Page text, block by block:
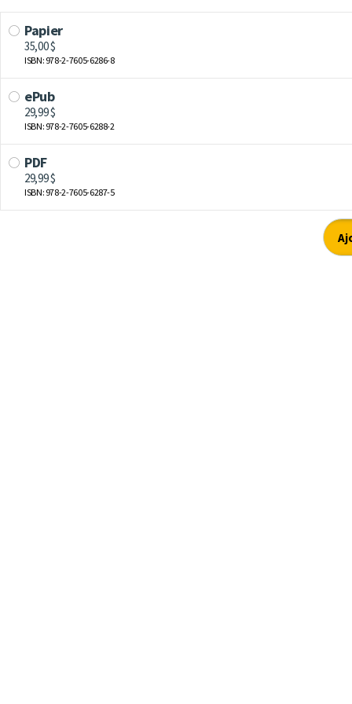
Papier
35,00 $
ISBN: 978-2-7605-6286-8
ePub
29,99 $
ISBN: 978-2-7605-6288-2
PDF
29,99 $
ISBN: 978-2-7605-6287-5